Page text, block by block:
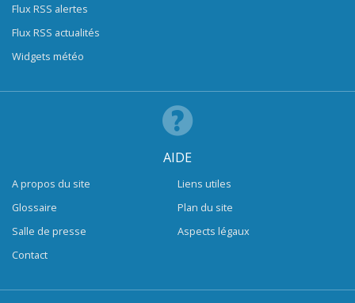
Flux RSS alertes
Flux RSS actualités
Widgets météo
AIDE
A propos du site
Glossaire
Salle de presse
Contact
Liens utiles
Plan du site
Aspects légaux